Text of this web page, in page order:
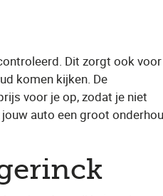
Dit zorgt ook voor
komen kijken. De
voor je op, zodat je niet
auto een groot